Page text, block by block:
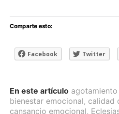
Comparte esto:
Facebook Twitter
En este artículo
bienestar emocional, calidad
cansancio emocional,